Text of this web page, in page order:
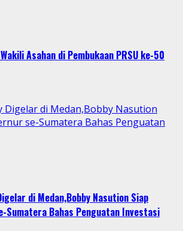
Asahan di Pembukaan PRSU ke-50
Digelar di Medan,Bobby Nasution
se-Sumatera Bahas Penguatan
di Medan,Bobby Nasution Siap
Sumatera Bahas Penguatan Investasi